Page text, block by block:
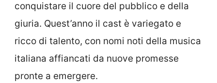
conquistare il cuore del pubblico e della
giuria. Quest’anno il cast è variegato e
ricco di talento, con nomi noti della musica
italiana affiancati da nuove promesse
pronte a emergere.